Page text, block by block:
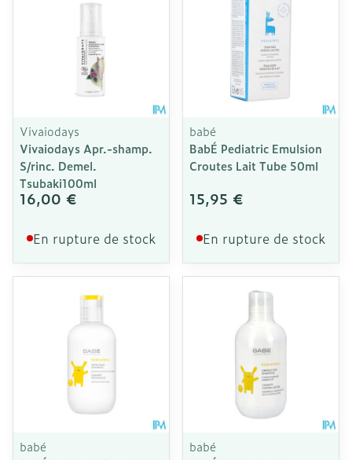
Vivaiodays
Vivaiodays Apr.-shamp.
S/rinc. Demel.
Tsubaki100ml
16,00 €
En rupture de stock
babé
BabÉ Pediatric Emulsion
Croutes Lait Tube 50ml
15,95 €
En rupture de stock
babé
babé